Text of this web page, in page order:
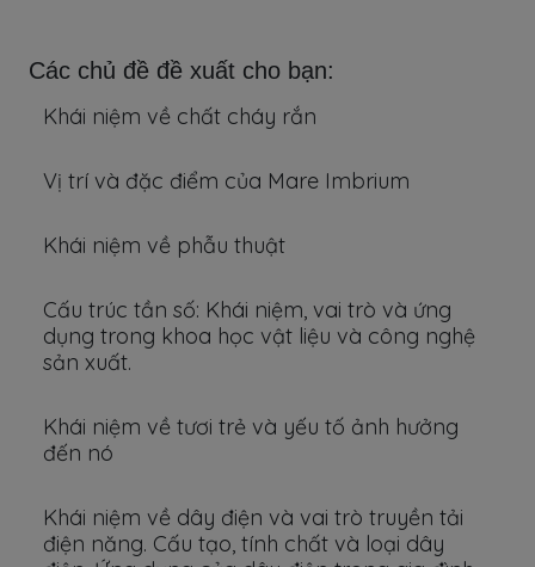
Các chủ đề đề xuất cho bạn:
Khái niệm về chất cháy rắn
Vị trí và đặc điểm của Mare Imbrium
Khái niệm về phẫu thuật
Cấu trúc tần số: Khái niệm, vai trò và ứng
dụng trong khoa học vật liệu và công nghệ
sản xuất.
Khái niệm về tươi trẻ và yếu tố ảnh hưởng
đến nó
Khái niệm về dây điện và vai trò truyền tải
điện năng. Cấu tạo, tính chất và loại dây